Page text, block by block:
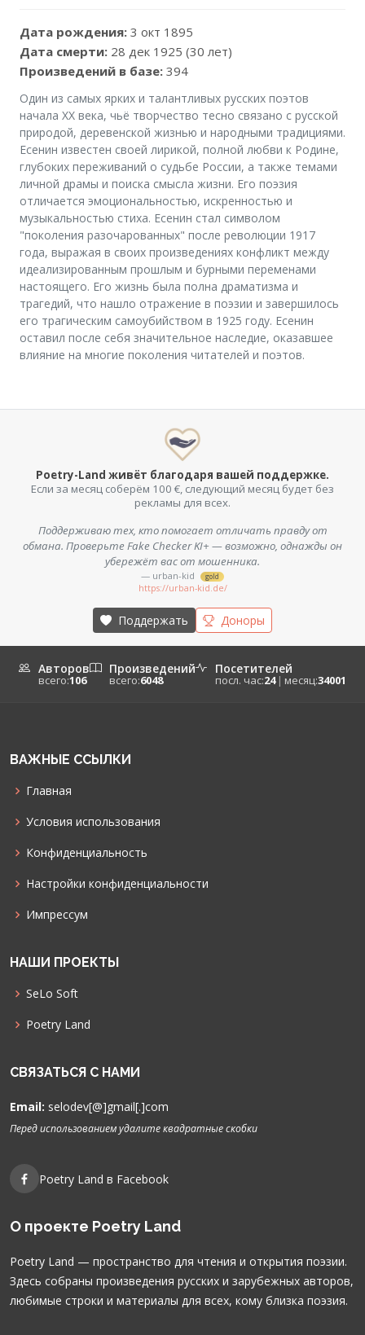
Дата рождения: 3 окт 1895
Дата смерти: 28 дек 1925 (30 лет)
Произведений в базе: 394
Один из самых ярких и талантливых русских поэтов
начала XX века, чьё творчество тесно связано с русской
природой, деревенской жизнью и народными традициями.
Есенин известен своей лирикой, полной любви к Родине,
глубоких переживаний о судьбе России, а также темами
личной драмы и поиска смысла жизни. Его поэзия
отличается эмоциональностью, искренностью и
музыкальностью стиха. Есенин стал символом
"поколения разочарованных" после революции 1917
года, выражая в своих произведениях конфликт между
идеализированным прошлым и бурными переменами
настоящего. Его жизнь была полна драматизма и
трагедий, что нашло отражение в поэзии и завершилось
его трагическим самоубийством в 1925 году. Есенин
оставил после себя значительное наследие, оказавшее
влияние на многие поколения читателей и поэтов.
Poetry-Land живёт благодаря вашей поддержке.
Если за месяц соберём 100 €, следующий месяц будет без
рекламы для всех.
Поддерживаю тех, кто помогает отличать правду от
обмана. Проверьте Fake Checker KI+ — возможно, однажды он
убережёт вас от мошенника.
— urban-kid gold
https://urban-kid.de/
Поддержать Доноры
Авторов
всего:106
Произведений
всего:6048
Посетителей
посл. час:24 | месяц:34001
ВАЖНЫЕ ССЫЛКИ
Главная
Условия использования
Конфиденциальность
Настройки конфиденциальности
Импрессум
НАШИ ПРОЕКТЫ
SeLo Soft
Poetry Land
СВЯЗАТЬСЯ С НАМИ
Email: selodev[@]gmail[.]com
Перед использованием удалите квадратные скобки
Poetry Land в Facebook
О проекте Poetry Land
Poetry Land — пространство для чтения и открытия поэзии.
Здесь собраны произведения русских и зарубежных авторов,
любимые строки и материалы для всех, кому близка поэзия.